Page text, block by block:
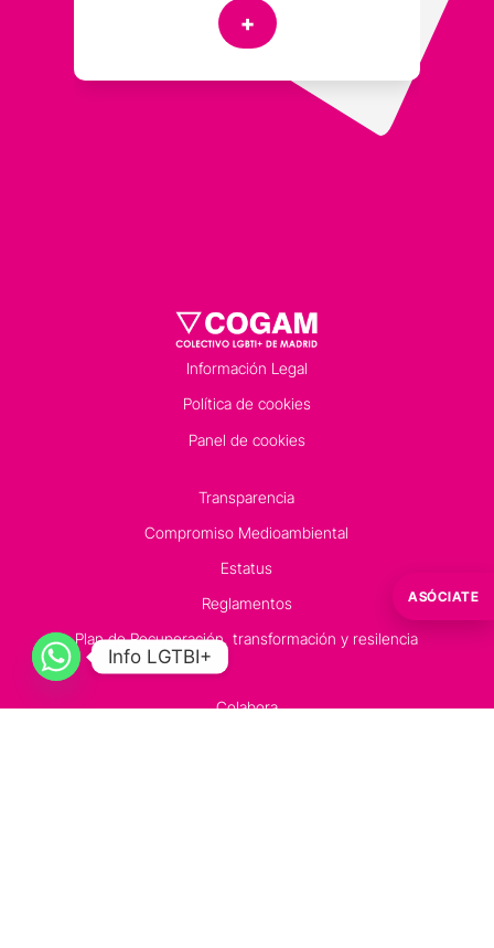
+
Información Legal
Política de cookies
Panel de cookies
Transparencia
Compromiso Medioambiental
Estatus
Reglamentos
Plan de Recuperación, transformación y resilencia
Colabora
ASÓCIATE
Info LGTBI+